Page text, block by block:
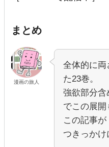
まとめ
漫画の旅人
全体的に
た23巻。
強欲部分
でこの展開
この記事
つきっかけ